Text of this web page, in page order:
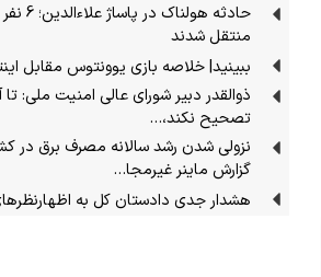
حادثه
منتقل شدند
ببینید| خلاصه بازی یوونتوس مقابل
ذوالقدر دبیر شورای عالی امنیت ملی: تا
تصحیح نکند،…
نزولی شدن رشد سالانه مصرف برق در
گزارش ماینر غیرمجا…
هشدار جدی دادستان کل به اظهارنظرهای